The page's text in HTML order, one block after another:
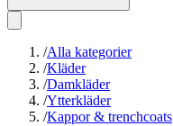
/Alla kategorier
/Kläder
/Damkläder
/Ytterkläder
/Kappor & trenchcoats